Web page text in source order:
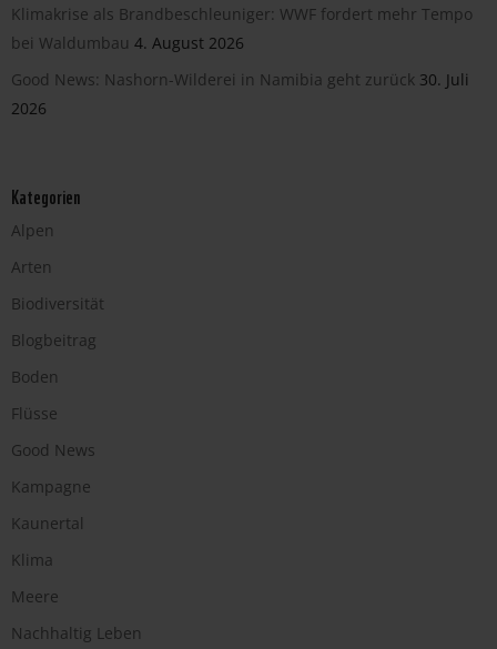
Klimakrise als Brandbeschleuniger: WWF fordert mehr Tempo
bei Waldumbau 4. August 2026
Good News: Nashorn-Wilderei in Namibia geht zurück 30. Juli
2026
Kategorien
Alpen
Arten
Biodiversität
Blogbeitrag
Boden
Flüsse
Good News
Kampagne
Kaunertal
Klima
Meere
Nachhaltig Leben